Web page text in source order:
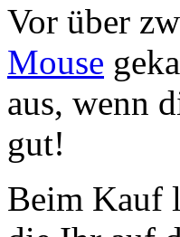
Vor über
Mouse
aus, wenn
gut!
Beim Kauf